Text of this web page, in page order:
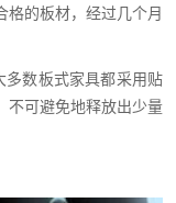
的板材，经过几个月
多数板式家具都采用贴
不可避免地释放出少量